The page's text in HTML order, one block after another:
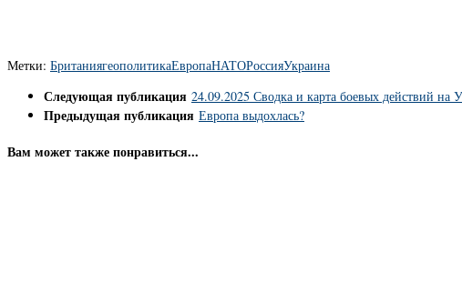
Метки: БританиягеополитикаЕвропаНАТОРоссияУкраина
Следующая публикация 24.09.2025 Сводка и карта боевых действий на
Предыдущая публикация Европа выдохлась?
Вам может также понравиться...